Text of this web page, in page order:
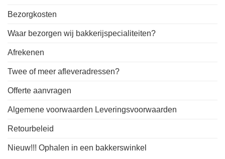
Bezorgkosten
Waar bezorgen wij bakkerijspecialiteiten?
Afrekenen
Twee of meer afleveradressen?
Offerte aanvragen
Algemene voorwaarden Leveringsvoorwaarden
Retourbeleid
Nieuw!!! Ophalen in een bakkerswinkel